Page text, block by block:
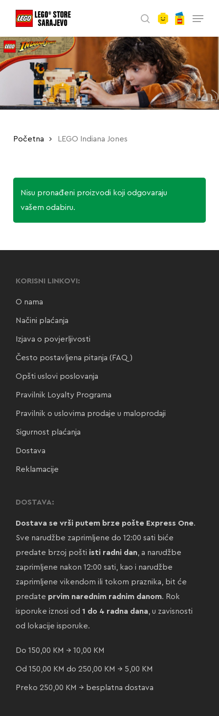
main
content
search
Početna LEGO Indiana Jones
Nisu pronađeni proizvodi koji odgovaraju
vašem odabiru.
KORISNI LINKOVI:
O nama
Načini plaćanja
Izjava o povjerljivosti
Često postavljena pitanja (FAQ)
Opšti uslovi poslovanja
Pravilnik Loyalty Programa
Pravilnik o uslovima prodaje u maloprodaji
Sigurnost plaćanja
Dostava
Reklamacije
DOSTAVA:
Dostava se vrši putem brze pošte Express One.
Sve narudžbe zaprimljene do 12:00 sati biće
predate brzoj pošti isti radni dan, a narudžbe
zaprimljene nakon 12:00 sati, kao i narudžbe
zaprimljene vikendom ili tokom praznika, bit će
predate prvim narednim radnim danom. Rok
isporuke iznosi od 1 do 4 radna dana, u zavisnosti
od lokacije isporuke.
Do 150,00 KM → 10,00 KM
Od 150,00 KM do 250,00 KM → 5,00 KM
Preko 250,00 KM → besplatna dostava